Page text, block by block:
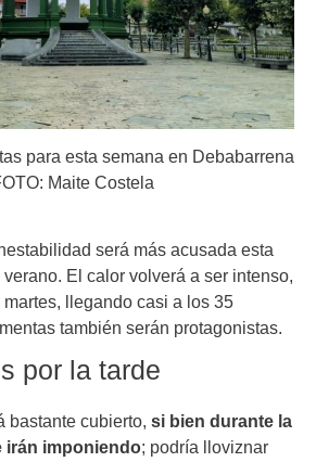
para esta semana en Debabarrena
Maite Costela
será más acusada esta
El calor volverá a ser intenso,
llegando casi a los 35
también serán protagonistas.
por la tarde
bastante cubierto, si bien durante la
irán imponiendo; podría lloviznar